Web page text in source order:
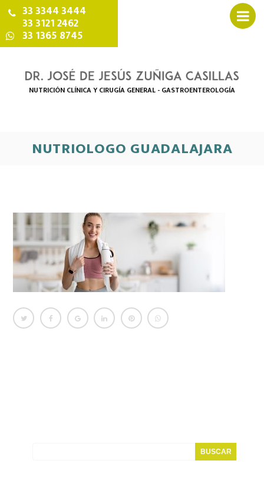
NUTRICIÓN CLÍNICA Y CIRUGÍA GENERAL - GASTROENTEROLOGÍA
33 3344 3444
33 3121 2462
33 1365 8745
NUTRIOLOGO GUADALAJARA